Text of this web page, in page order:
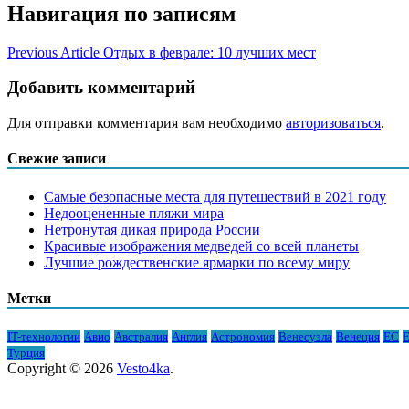
Навигация по записям
Previous Article Отдых в феврале: 10 лучших мест
Добавить комментарий
Для отправки комментария вам необходимо авторизоваться.
Свежие записи
Самые безопасные места для путешествий в 2021 году
Недооцененные пляжи мира
Нетронутая дикая природа России
Красивые изображения медведей со всей планеты
Лучшие рождественские ярмарки по всему миру
Метки
IT-технологии Авио Австралия Англия Астрономия Венесуэла Венеция ЕС
Турция
Copyright © 2026 Vesto4ka.